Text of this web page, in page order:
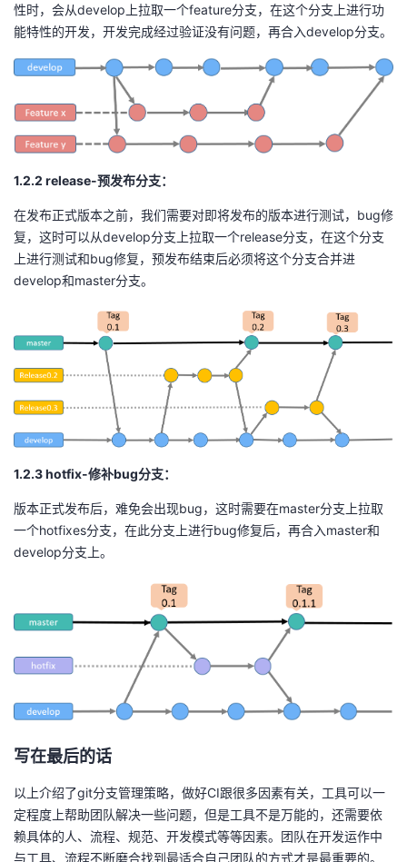
性时，会从develop上拉取一个feature分支，在这个分支上进行功
能特性的开发，开发完成经过验证没有问题，再合入develop分支。
1.2.2 release-预发布分支：
在发布正式版本之前，我们需要对即将发布的版本进行测试，bug修
复，这时可以从develop分支上拉取一个release分支，在这个分支
上进行测试和bug修复，预发布结束后必须将这个分支合并进
develop和master分支。
1.2.3hotfix-修补bug分支：
版本正式发布后，难免会出现bug，这时需要在master分支上拉取
一个hotfixes分支，在此分支上进行bug修复后，再合入master和
develop分支上。
写在最后的话
以上介绍了git分支管理策略，做好CI跟很多因素有关，工具可以一
定程度上帮助团队解决一些问题，但是工具不是万能的，还需要依
赖具体的人、流程、规范、开发模式等等因素。团队在开发运作中
与工具、流程不断磨合找到最适合自己团队的方式才是最重要的。